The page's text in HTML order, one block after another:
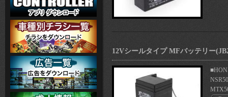
12Vシールタイプ MFバッテリー